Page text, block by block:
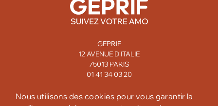
GEPRIF
12 AVENUE D'ITALIE
75013 PARIS
01 41 34 03 20
MENTIONS LÉGALES
Nous utilisons des cookies pour vous garantir la